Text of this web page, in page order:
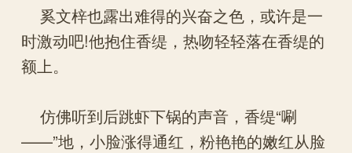
奚文梓也露出难得的兴奋之色，或许是一
时激动吧!他抱住香缇，热吻轻轻落在香缇的
额上。
仿佛听到后跳虾下锅的声音，香缇“唰
——”地，小脸涨得通红，粉艳艳的嫩红从脸